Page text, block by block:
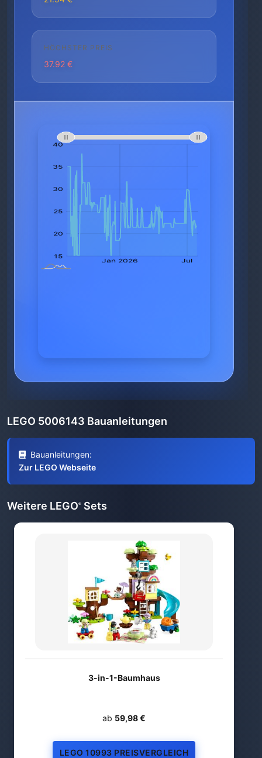
HÖCHSTER PREIS
37.92 €
LEGO 5006143 Bauanleitungen
Bauanleitungen:
Zur LEGO Webseite
Weitere LEGO® Sets
3-in-1-Baumhaus
ab 59,98 €
LEGO 10993 PREISVERGLEICH